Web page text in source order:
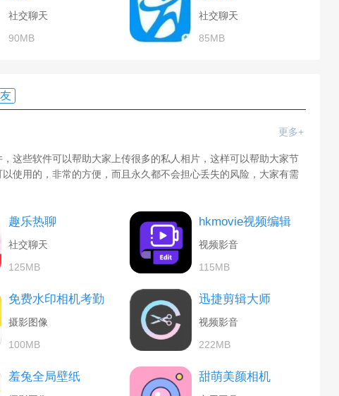
社交聊天
90MB
社交聊天
85MB
更多+
这些软件可以帮助大家上传很多的私人相片，这样可以帮助大家节
使用的，非常的方便，而且永久都不会担心丢失的风险，大家有需
趣乐热聊
社交聊天
125MB
hkmovie视频编辑
视频影音
115MB
免费水印相机考勤
摄影图像
100MB
迅捷剪辑大师
视频影音
222MB
羞兔全局壁纸 甜萌美颜相机